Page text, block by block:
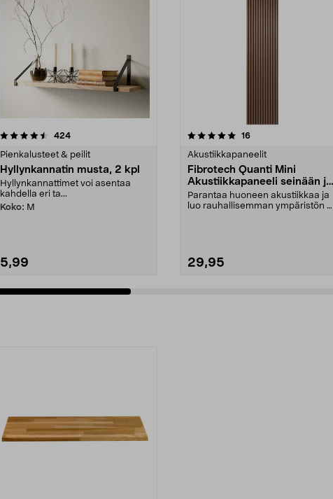
424arvostelut
Pienkalusteet & peilit
Hyllynkannatin musta, 2 kpl
Hyllynkannattimet voi asentaa
kahdella eri ta...
Koko: M
5,99
5.0 viidestä
16arvostelut
Akustiikkapaneelit
Fibrotech Quanti Mini
Akustiikkapaneeli seinään ja
kattoon, 2 kpl
Parantaa huoneen akustiikkaa ja
luo rauhallisemman ympäristön –
29,95
4.5 viidestä